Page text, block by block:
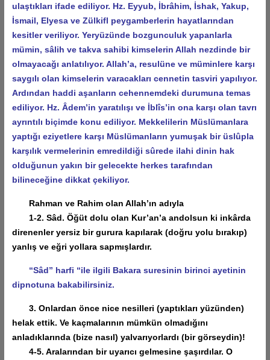
ulaştıkları ifade ediliyor. Hz. Eyyub, İbrâhim, İshak, Yakup,
İsmail, Elyesa ve Zülkifl peygamberlerin hayatlarından
kesitler veriliyor. Yeryüzünde bozgunculuk yapanlarla
mümin, sâlih ve takva sahibi kimselerin Allah nezdinde bir
olmayacağı anlatılıyor. Allah’a, resulüne ve müminlere karşı
saygılı olan kimselerin varacakları cennetin tasviri yapılıyor.
Ardından haddi aşanların cehennemdeki durumuna temas
ediliyor. Hz. Âdem’in yaratılışı ve İblîs’in ona karşı olan tavrı
ayrıntılı biçimde konu ediliyor. Mekkelilerin Müslümanlara
yaptığı eziyetlere karşı Müslümanların yumuşak bir üslûpla
karşılık vermelerinin emredildiği sûrede ilahi dinin hak
olduğunun yakın bir gelecekte herkes tarafından
bilineceğine dikkat çekiliyor.
Rahman ve Rahim olan Allah’ın adıyla
1-2. Sâd. Öğüt dolu olan Kur’an’a andolsun ki inkârda
direnenler yersiz bir gurura kapılarak (doğru yolu bırakıp)
yanlış ve eğri yollara sapmışlardır.
“Sâd” harfi “ile ilgili Bakara suresinin birinci ayetinin
dipnotuna bakabilirsiniz.
3. Onlardan önce nice nesilleri (yaptıkları yüzünden)
helak ettik. Ve kaçmalarının mümkün olmadığını
anladıklarında (bize nasıl) yalvarıyorlardı (bir görseydin)!
4-5. Aralarından bir uyarıcı gelmesine şaşırdılar. O